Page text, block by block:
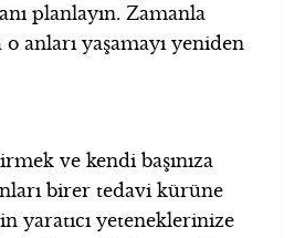
planlayın. Zamanla
anları yaşamayı yeniden
ve kendi başınıza
birer tedavi kürüne
yaratıcı yeteneklerinize